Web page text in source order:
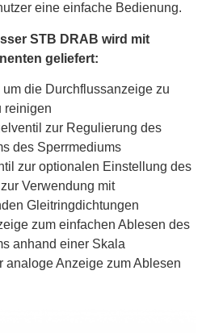
eine einfache Bedienung.
STB DRAB wird mit
geliefert:
um die Durchflussanzeige zu
reinigen
zur Regulierung des
des Sperrmediums
zur optionalen Einstellung des
Verwendung mit
Gleitringdichtungen
zum einfachen Ablesen des
anhand einer Skala
analoge Anzeige zum Ablesen